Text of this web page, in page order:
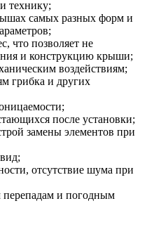
технику;
самых разных форм и
что позволяет не
и конструкцию крыши;
воздействиям;
грибка и других
после установки;
замены элементов при
отсутствие шума при
перепадам и погодным